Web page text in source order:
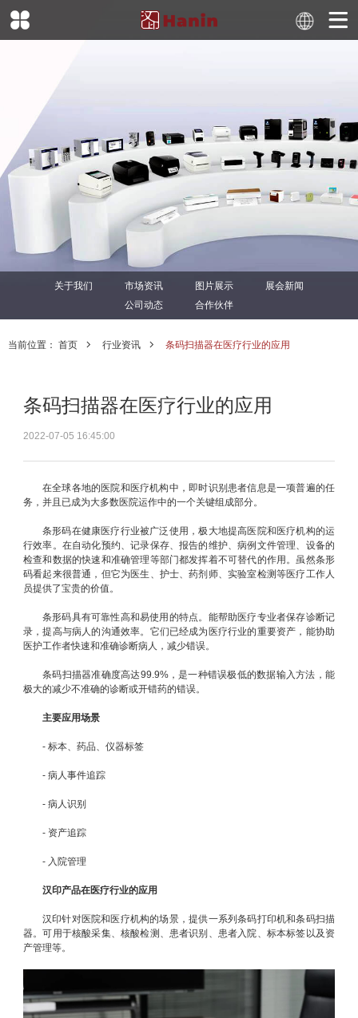
关于我们 市场资讯 图片展示
展会新闻
公司动态
合作伙伴
当前位置： 首页 行业资讯 条码扫描器在医疗行业的应用
条码扫描器在医疗行业的应用
2022-07-05 16:45:00
在全球各地的医院和医疗机构中，即时识别患者信息是一项普遍的任
务，并且已成为大多数医院运作中的一个关键组成部分。
条形码在健康医疗行业被广泛使用，极大地提高医院和医疗机构的运
行效率。在自动化预约、记录保存、报告的维护、病例文件管理、设备的
检查和数据的快速和准确管理等部门都发挥着不可替代的作用。虽然条形
码看起来很普通，但它为医生、护士、药剂师、实验室检测等医疗工作人
员提供了宝贵的价值。
条形码具有可靠性高和易使用的特点。能帮助医疗专业者保存诊断记
录，提高与病人的沟通效率。它们已经成为医疗行业的重要资产，能协助
医护工作者快速和准确诊断病人，减少错误。
条码扫描器准确度高达99.9%，是一种错误极低的数据输入方法，能
极大的减少不准确的诊断或开错药的错误。
主要应用场景
- 标本、药品、仪器标签
- 病人事件追踪
- 病人识别
- 资产追踪
- 入院管理
汉印产品在医疗行业的应用
汉印针对医院和医疗机构的场景，提供一系列条码打印机和条码扫描
器。可用于核酸采集、核酸检测、患者识别、患者入院、标本标签以及资
产管理等。